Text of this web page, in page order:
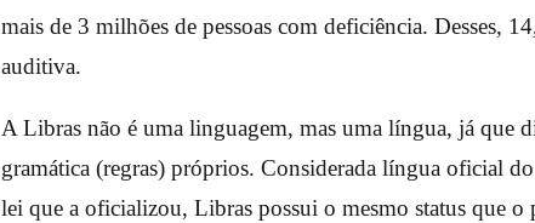
mais de 3 milhões de pessoas com deficiência. Desses,
auditiva.
A Libras não é uma linguagem, mas uma língua, já que
gramática (regras) próprios. Considerada língua oficial
lei que a oficializou, Libras possui o mesmo status que o